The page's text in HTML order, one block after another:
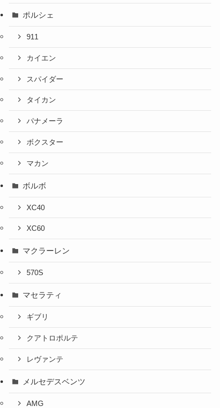
ポルシェ
911
カイエン
スパイダー
タイカン
パナメーラ
ボクスター
マカン
ボルボ
XC40
XC60
マクラーレン
570S
マセラティ
ギブリ
クアトロポルテ
レヴァンテ
メルセデスベンツ
AMG